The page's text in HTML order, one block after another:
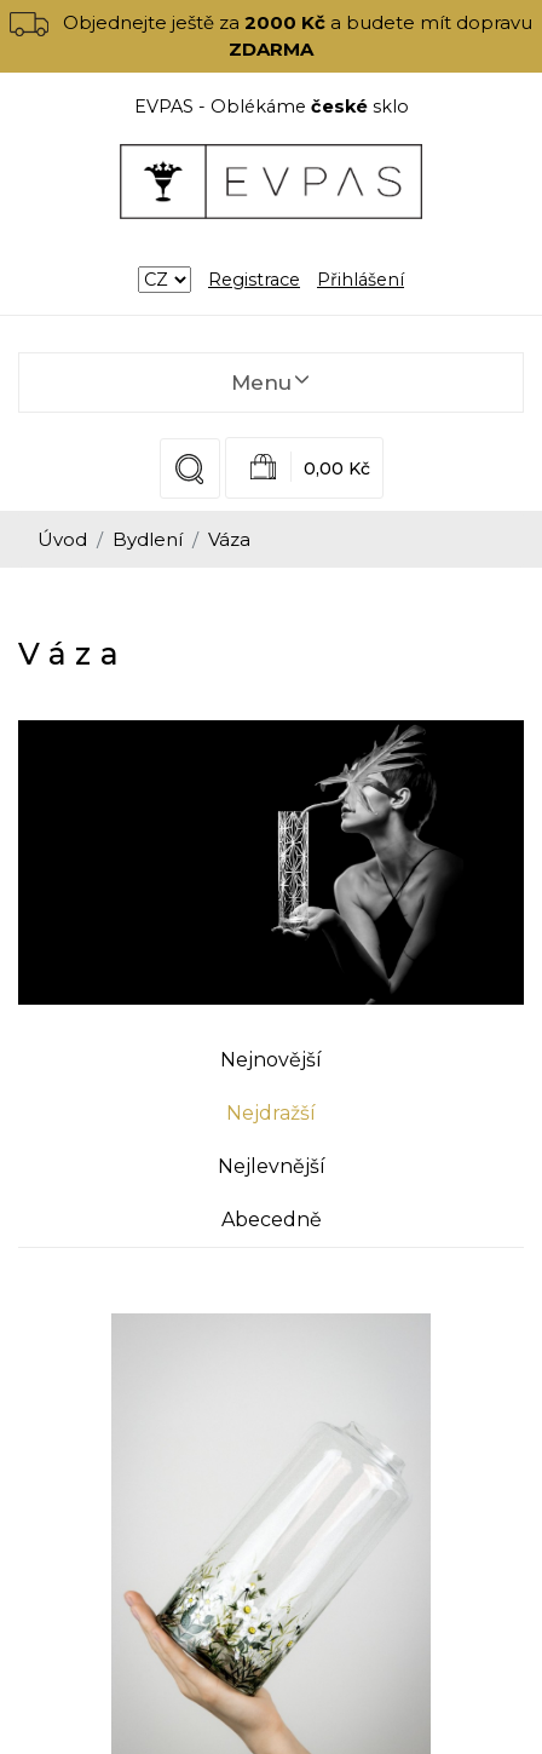
Objednejte ještě za2000 Kč a budete mít dopravu
ZDARMA
EVPAS - Oblékáme českésklo
Registrace Přihlášení
Menu
0,00 Kč
Úvod Bydlení Váza
Váza
Nejnovější
Nejdražší
Nejlevnější
Abecedně